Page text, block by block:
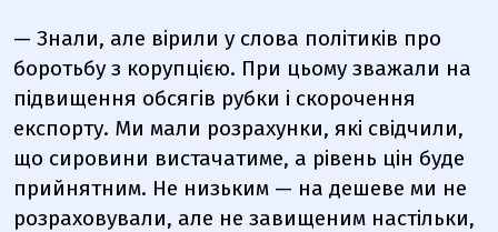
— Знали, але вірили у слова політиків про
боротьбу з корупцією. При цьому зважали на
підвищення обсягів рубки і скорочення
експорту. Ми мали розрахунки, які свідчили,
що сировини вистачатиме, а рівень цін буде
прийнятним. Не низьким — на дешеве ми не
розраховували, але не завищеним настільки,